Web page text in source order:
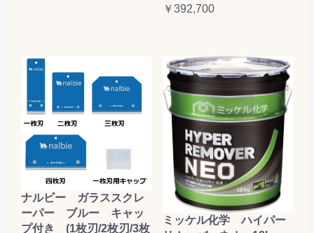
￥392,700
ナルビー ガラススクレ
ーパー ブルー キャッ
プ付き (1枚刃/2枚刃/3枚
ミッケル化学 ハイパー